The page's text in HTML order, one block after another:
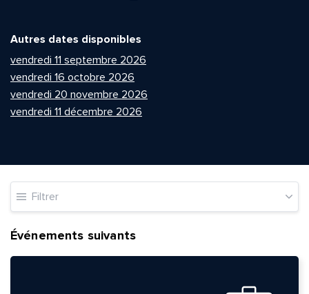
Autres dates disponibles
vendredi 11 septembre 2026
vendredi 16 octobre 2026
vendredi 20 novembre 2026
vendredi 11 décembre 2026
Filtrer
Événements suivants